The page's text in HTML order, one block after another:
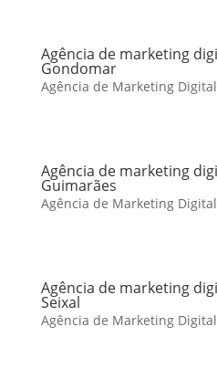
Agência de marketing
Gondomar
Agência de Marketing
Agência de marketing
Guimarães
Agência de Marketing
Agência de marketing
Seixal
Agência de Marketing